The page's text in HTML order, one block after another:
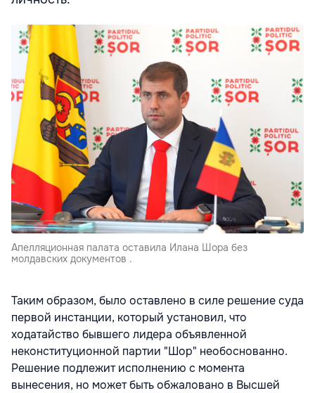
Апелляционная палата оставила Илана Шора без
молдавских документов .
Таким образом, было оставлено в силе решение суда
первой инстанции, который установил, что
ходатайство бывшего лидера объявленной
неконституционной партии "Шор" необоснованно.
Решение подлежит исполнению с момента
вынесения, но может быть обжаловано в Высшей